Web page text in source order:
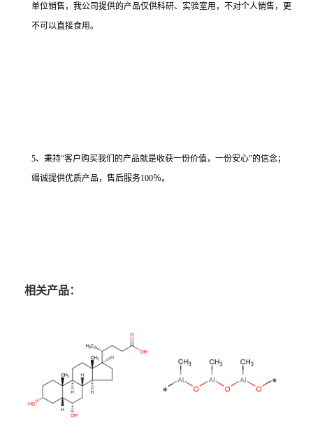
单位销售，我公司提供的产品仅供科研、实验室用，不对个人销售，更
不可以直接食用。
5、秉持“客户购买我们的产品就是收获一份价值，一份安心”的信念；
竭诚提供优质产品，售后服务100％。
相关产品：